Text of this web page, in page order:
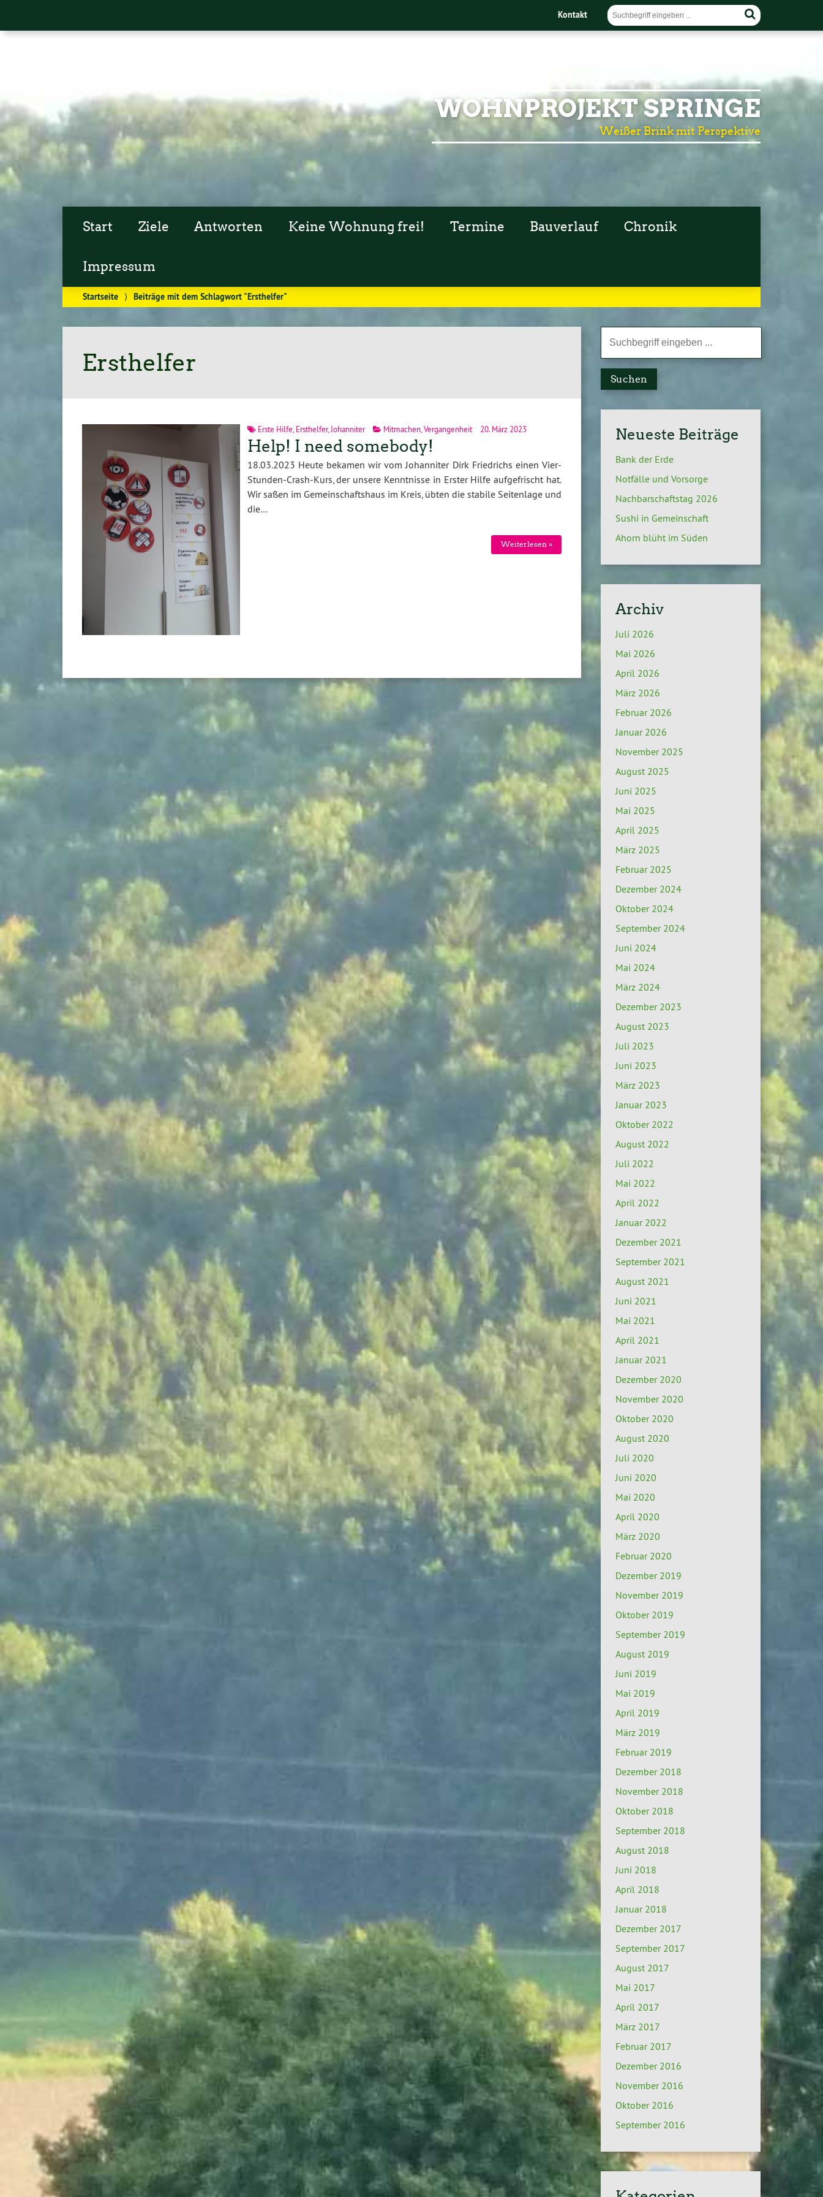
Kontakt
WOHNPROJEKT SPRINGE
Weißer Brink mit Perspektive
Start Ziele Antworten Keine Wohnung frei! Termine Bauverlauf Chronik
Impressum
Startseite ⟩ Beiträge mit dem Schlagwort "Ersthelfer"
Ersthelfer
Erste Hilfe Ersthelfer, Johanniter Mitmachen, Vergangenheit 20. März 2023
Help! I need somebody!
18.03.2023 Heute bekamen wir vom Johanniter Dirk Friedrichs einen Vier-
Stunden-Crash-Kurs, der unsere Kenntnisse in Erster Hilfe aufgefrischt hat.
Wir saßen im Gemeinschaftshaus im Kreis, übten die stabile Seitenlage und
die…
Weiterlesen »
Suchen
Neueste Beiträge
Bank der Erde
Notfälle und Vorsorge
Nachbarschaftstag 2026
Sushi in Gemeinschaft
Ahorn blüht im Süden
Archiv
Juli 2026
Mai 2026
April 2026
März 2026
Februar 2026
Januar 2026
November 2025
August 2025
Juni 2025
Mai 2025
April 2025
März 2025
Februar 2025
Dezember 2024
Oktober 2024
September 2024
Juni 2024
Mai 2024
März 2024
Dezember 2023
August 2023
Juli 2023
Juni 2023
März 2023
Januar 2023
Oktober 2022
August 2022
Juli 2022
Mai 2022
April 2022
Januar 2022
Dezember 2021
September 2021
August 2021
Juni 2021
Mai 2021
April 2021
Januar 2021
Dezember 2020
November 2020
Oktober 2020
August 2020
Juli 2020
Juni 2020
Mai 2020
April 2020
März 2020
Februar 2020
Dezember 2019
November 2019
Oktober 2019
September 2019
August 2019
Juni 2019
Mai 2019
April 2019
März 2019
Februar 2019
Dezember 2018
November 2018
Oktober 2018
September 2018
August 2018
Juni 2018
April 2018
Januar 2018
Dezember 2017
September 2017
August 2017
Mai 2017
April 2017
März 2017
Februar 2017
Dezember 2016
November 2016
Oktober 2016
September 2016